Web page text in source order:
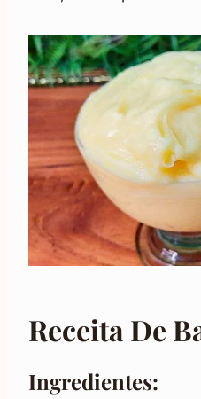
Receita De
Ingredientes: